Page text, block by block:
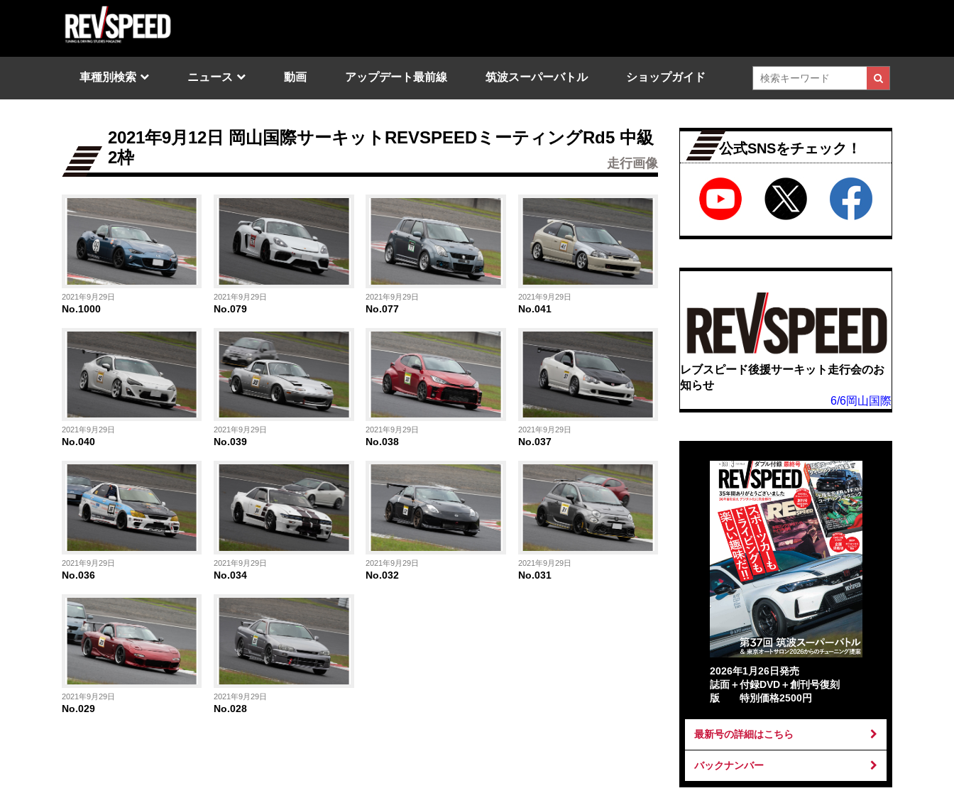
車種別検索 ニュース 動画 アップデート最前線 筑波スーパーバトル ショップガイド
2021年9月12日 岡山国際サーキットREVSPEEDミーティングRd5 中級
2枠
走行画像
2021年9月29日
No.1000
2021年9月29日
No.079
2021年9月29日
No.077
2021年9月29日
No.041
2021年9月29日
No.040
2021年9月29日
No.039
2021年9月29日
No.038
2021年9月29日
No.037
2021年9月29日
No.036
2021年9月29日
No.034
2021年9月29日
No.032
2021年9月29日
No.031
2021年9月29日
No.029
2021年9月29日
No.028
公式SNSをチェック！
レブスピード後援サーキット走行会のお
知らせ
6/6岡山国際
2026年1月26日発売
誌面＋付録DVD＋創刊号復刻
版 特別価格2500円
最新号の詳細はこちら
バックナンバー